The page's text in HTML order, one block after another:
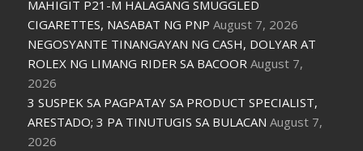
MAHIGIT P21-M HALAGANG SMUGGLED
CIGARETTES, NASABAT NG PNP August 7, 2026
NEGOSYANTE TINANGAYAN NG CASH, DOLYAR AT
ROLEX NG LIMANG RIDER SA BACOOR August 7,
2026
3 SUSPEK SA PAGPATAY SA PRODUCT SPECIALIST,
ARESTADO; 3 PA TINUTUGIS SA BULACAN August 7,
2026